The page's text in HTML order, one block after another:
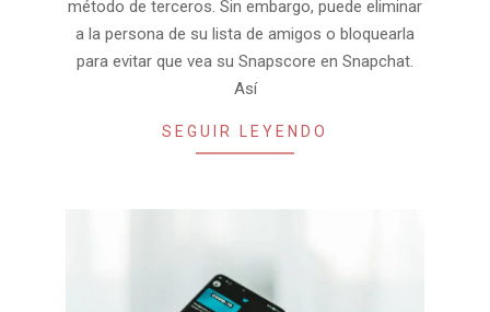
método de terceros. Sin embargo, puede eliminar
a la persona de su lista de amigos o bloquearla
para evitar que vea su Snapscore en Snapchat.
Así
SEGUIR LEYENDO